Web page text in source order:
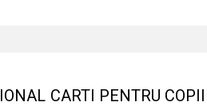
CARTI PENTRU COPII